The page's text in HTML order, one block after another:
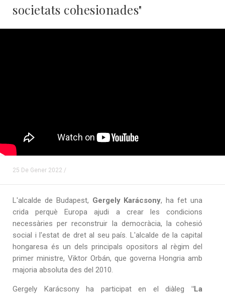
societats cohesionades"
25 De Gener 2022 /
L'alcalde de Budapest, GergelyKarácsony, ha fet una
crida perquè Europa ajudi a crear les condicions
necessàries per reconstruir la democràcia, la cohesió
social i l'estat de dret al seu país. L'alcalde de la capital
hongaresa és un dels principals opositors al règim del
primer ministre, Viktor Orbán, que governa Hongria amb
majoria absoluta des del 2010.
Gergely Karácsony ha participat en el diàleg "La